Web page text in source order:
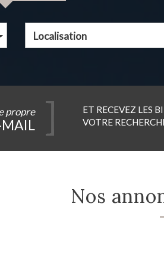
Localisation
propre
MAIL
ET RECEVEZ LES
VOTRE
Nos